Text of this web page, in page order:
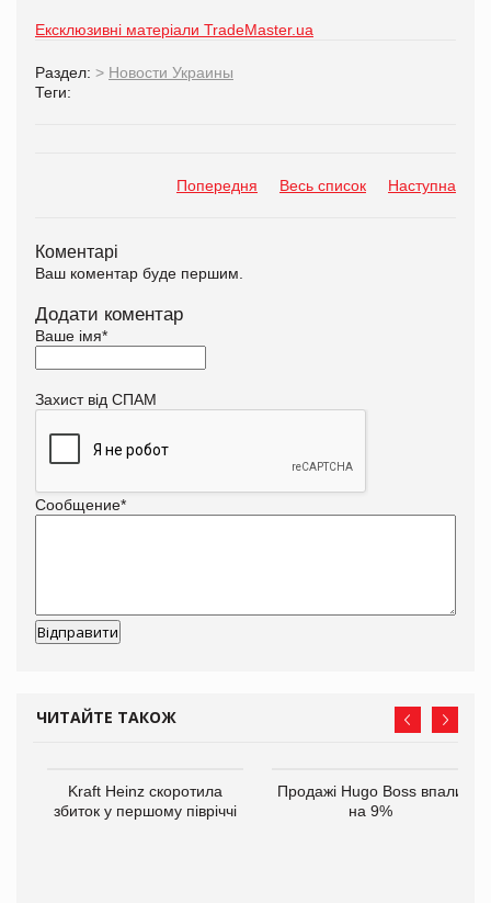
Ексклюзивні матеріали TradeMaster.ua
Раздел: > Новости Украины
Теги:
Попередня Весь список Наступна
Коментарі
Ваш коментар буде першим.
Додати коментар
Ваше імя*
Захист від СПАМ
Сообщение*
ЧИТАЙТЕ ТАКОЖ
Kraft Heinz скоротила
збиток у першому півріччі
Продажі Hugo Boss впали
на 9%